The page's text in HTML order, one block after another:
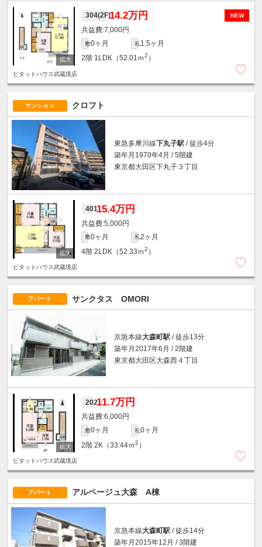
NEW
304(2F)14.2万円
7,000円
敷0ヶ月 礼1.5ヶ月
2階 1LDK（52.01ｍ2 ）
ピタットハウス武蔵境店
マンション クロフト
東急多摩川線下丸子駅 / 徒歩4分
築年月1970年4月 / 5階建
東京都大田区下丸子３丁目
40115.4万円
5,000円
敷0ヶ月 礼2ヶ月
4階 2LDK（52.33ｍ2 ）
ピタットハウス武蔵境店
アパート サンクタス OMORI
京急本線大森町駅 / 徒歩13分
築年月2017年6月 / 2階建
東京都大田区大森西４丁目
20211.7万円
6,000円
敷0ヶ月 礼0ヶ月
2階 2K（33.44ｍ2 ）
ピタットハウス武蔵境店
アパート アルページュ大森 A棟
京急本線大森町駅 / 徒歩14分
築年月2015年12月 / 3階建